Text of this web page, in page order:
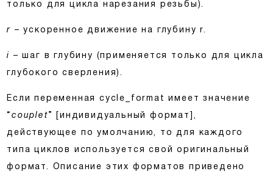
только для цикла нарезания резьбы).
r – ускоренное движение на глубину r.
i – шаг в глубину (применяется только для цикла
глубокого сверления).
Если переменная cycle_format имеет значение
“ couplet” [индивидуальный формат],
действующее по умолчанию, то для каждого
типа циклов используется свой оригинальный
формат. Описание этих форматов приведено